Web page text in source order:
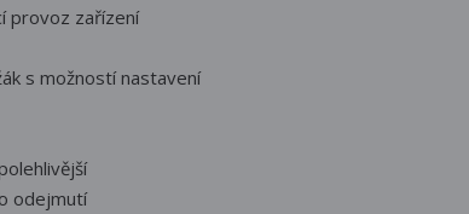
provoz zařízení
s možností nastavení
odejmutí